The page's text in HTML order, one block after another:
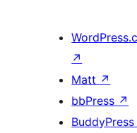
↗
Matt ↗
bbPress ↗
BuddyPress